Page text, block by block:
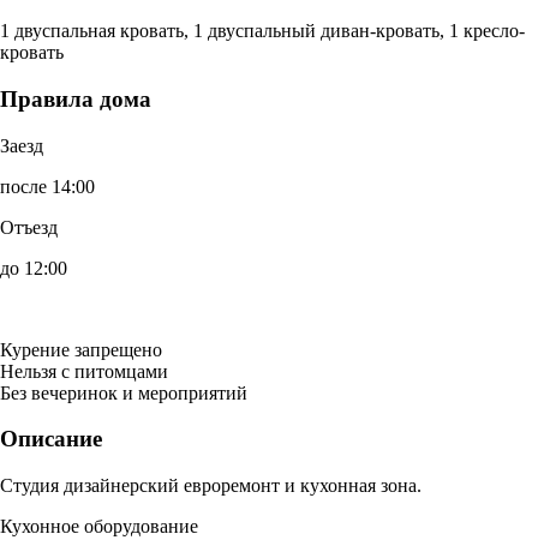
1 двуспальная кровать, 1 двуспальный диван-кровать, 1 кресло-
кровать
Правила дома
Заезд
после 14:00
Отъезд
до 12:00
Курение запрещено
Нельзя с питомцами
Без вечеринок и мероприятий
Описание
Студия дизайнерский евроремонт и кухонная зона.
Кухонное оборудование